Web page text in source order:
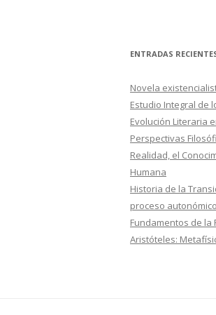
ENTRADAS
Novela
Estudio Integral de
Evolución Literaria
Perspectivas
Realidad, el
Humana
Historia de la
proceso autonómico
Fundamentos de la
Aristóteles: